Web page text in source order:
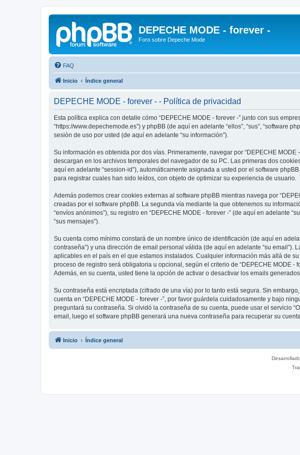
DEPECHE MODE - forever -
Foro sobre Depeche Mode
FAQ
Inicio Índice general
DEPECHE MODE - forever - - Política de privacidad
Esta política explica con detalle cómo “DEPECHE MODE - forever -” junto con sus
“https://www.depechemode.es”) y phpBB (de aquí en adelante “ellos”, “sus”, “software
sesión de uso por usted (de aquí en adelante “su información”).
Su información es obtenida por dos vías. Primeramente, navegar por “DEPECHE
descargan en los archivos temporales del navegador de su PC. Las primeras dos
aquí en adelante “session-id”), automáticamente asignada a usted por el software
para registrar cuales han sido leídos, con objeto de optimizar su experiencia de usuario.
Además podemos crear cookies externas al software phpBB mientras navega por
creadas por el software phpBB. La segunda vía mediante la que obtenemos su
“envíos anónimos”), su registro en “DEPECHE MODE - forever -” (de aquí en adelante
“sus mensajes”).
Su cuenta como mínimo constará de un nombre único de identificación (de aquí en
contraseña”) y una dirección de email personal válida (de aquí en adelante “su email”).
aplicables en el país en el que estamos instalados. Cualquier información más allá de
proceso de registro será obligatoria u opcional, según el criterio de “DEPECHE MODE
Además, en su cuenta, usted tiene la opción de activar o desactivar los emails
Su contraseña está encriptada (cifrado de una vía) por lo tanto está segura. Sin
cuenta en “DEPECHE MODE - forever -”, por favor guárdela cuidadosamente y bajo
preguntará su contraseña. Si olvidó la contraseña de su cuenta, puede usar el servicio
email, luego el software phpBB generará una nueva contraseña para recuperar su cuenta.
Inicio Índice general